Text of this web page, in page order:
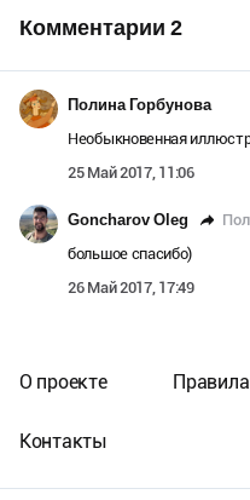
Комментарии 2
Полина Горбунова
Необыкновенная
25 Май 2017, 11:06
Goncharov Oleg
большое спасибо)
26 Май 2017, 17:49
О проекте Правила
Контакты